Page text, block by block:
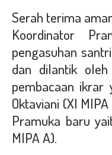
Serah terima
Koordinator
pengasuhan
dan dilantik
pembacaan ikrar
Oktaviani (XI
Pramuka baru
MIPA A).